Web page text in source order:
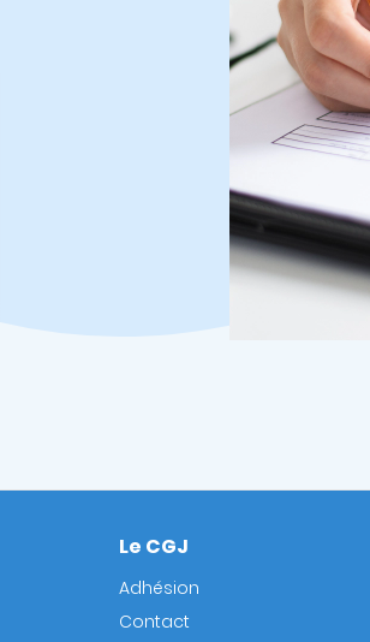
Footer
Le CGJ
Adhésion
Contact